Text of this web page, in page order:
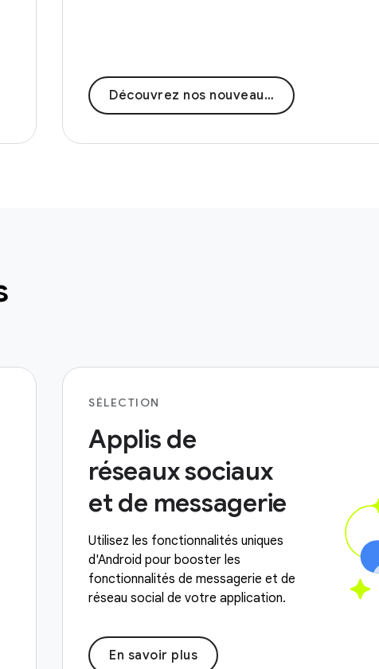
Découvrez nos nouveautés !
SÉLECTION
Applis de
réseaux sociaux
et de messagerie
Utilisez les fonctionnalités uniques
d'Android pour booster les
fonctionnalités de messagerie et de
réseau social de votre application.
En savoir plus